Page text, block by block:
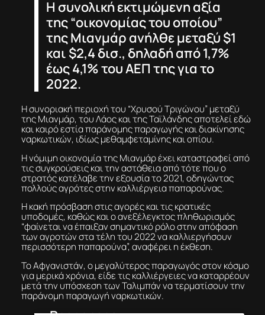
Η συνολική εκτιμώμενη αξία
της “οικονομίας του οποίου”
της Μιανμάρ ανήλθε μεταξύ $1
και $2,4 δισ., δηλαδή από 1,7%
έως 4,1% του ΑΕΠ της για το
2022.
Η συνοριακή περιοχή του “Χρυσού Τριγώνου” μεταξύ
της Μιανμάρ, του Λάος και της Ταϊλάνδης αποτελεί εδώ
και καιρό εστία παράνομης παραγωγής και διακίνησης
ναρκωτικών, ιδίως μεθαμφεταμίνης και οπίου.
Η νόμιμη οικονομία της Μιανμάρ έχει καταστραφεί από
τις συγκρούσεις και την αστάθεια από τότε που ο
στρατός κατέλαβε την εξουσία το 2021, οδηγώντας
πολλούς αγρότες στην καλλιέργεια παπαρούνας.
Η κακή πρόσβαση στις αγορές και τις κρατικές
υποδομές, καθώς και ο ανεξέλεγκτος πληθωρισμός
“φαίνεται να έπαιξαν σημαντικό ρόλο στην απόφαση
των αγροτών στα τέλη του 2022 να καλλιεργήσουν
περισσότερη παπαρούνα”, αναφέρει η έκθεση.
Το Αφγανιστάν, ο μεγαλύτερος παραγωγός στον κόσμο
για μερικά χρόνια, είδε τις καλλιέργειες να καταρρέουν
μετά την υπόσχεση των Ταλιμπάν να τερματίσουν την
παράνομη παραγωγή ναρκωτικών.